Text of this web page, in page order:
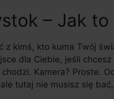
– Jak
z kimś, kto kuma Twój
dla Ciebie, jeśli
Kamera? Proste.
tutaj nie musisz się